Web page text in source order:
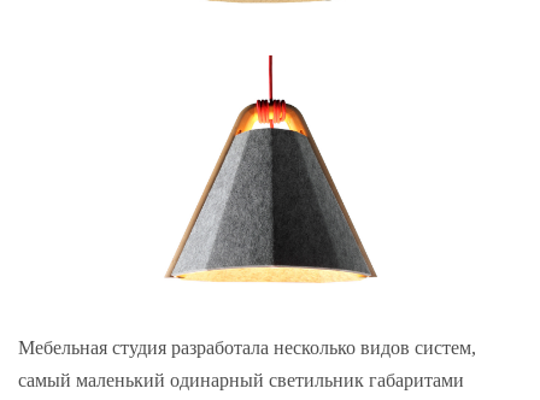
Мебельная студия разработала несколько видов систем,
самый маленький одинарный светильник габаритами